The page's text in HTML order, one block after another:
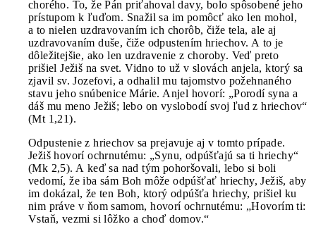
chorého. To, že Pán priťahoval davy, bolo spôsobené jeho
prístupom k ľuďom. Snažil sa im pomôcť ako len mohol,
a to nielen uzdravovaním ich chorôb, čiže tela, ale aj
uzdravovaním duše, čiže odpustením hriechov. A to je
dôležitejšie, ako len uzdravenie z choroby. Veď preto
prišiel Ježiš na svet. Vidno to už v slovách anjela, ktorý sa
zjavil sv. Jozefovi, a odhalil mu tajomstvo požehnaného
stavu jeho snúbenice Márie. Anjel hovorí: „Porodí syna a
dáš mu meno Ježiš; lebo on vyslobodí svoj ľud z hriechov“
(Mt 1,21).
Odpustenie z hriechov sa prejavuje aj v tomto prípade.
Ježiš hovorí ochrnutému: „Synu, odpúšťajú sa ti hriechy“
(Mk 2,5). A keď sa nad tým pohoršovali, lebo si boli
vedomí, že iba sám Boh môže odpúšťať hriechy, Ježiš, aby
im dokázal, že ten Boh, ktorý odpúšťa hriechy, prišiel ku
nim práve v ňom samom, hovorí ochrnutému: „Hovorím ti:
Vstaň, vezmi si lôžko a choď domov.“